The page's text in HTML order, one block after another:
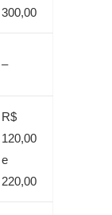
300,00
–
R$
120,00
e
220,00